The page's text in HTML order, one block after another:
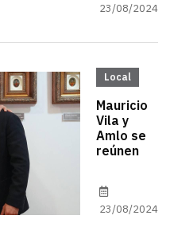
23/08/2024
Local
Mauricio
Vila y
Amlo se
reúnen
23/08/2024